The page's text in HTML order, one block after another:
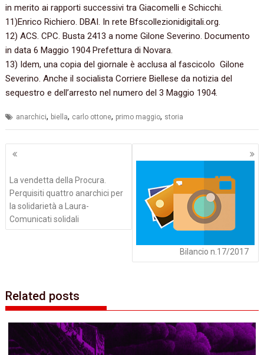
in merito ai rapporti successivi tra Giacomelli e Schicchi.
11)Enrico Richiero. DBAI. In rete Bfscollezionidigitali.org.
12) ACS. CPC. Busta 2413 a nome Gilone Severino. Documento
in data 6 Maggio 1904 Prefettura di Novara.
13) Idem, una copia del giornale è acclusa al fascicolo Gilone
Severino. Anche il socialista Corriere Biellese da notizia del
sequestro e dell’arresto nel numero del 3 Maggio 1904.
anarchici, biella, carlo ottone, primo maggio, storia
Navigazione
La vendetta della Procura.
Perquisiti quattro anarchici per
la solidarietà a Laura-
Comunicati solidali
Bilancio n.17/2017
Related posts